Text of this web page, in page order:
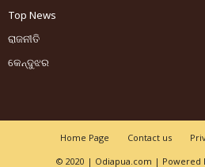
Top News
ରାଜନୀତି
କେନ୍ଦୁଝର
Home Page Contact us
© 2020 | Odiapua.com | Powered